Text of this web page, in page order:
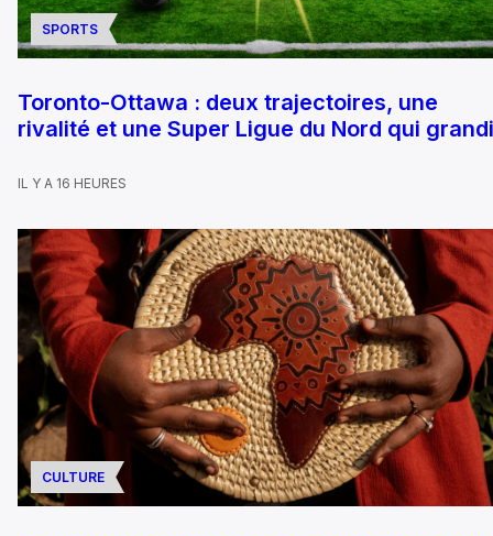
SPORTS
Toronto-Ottawa : deux trajectoires, une
rivalité et une Super Ligue du Nord qui
IL Y A 16 HEURES
CULTURE